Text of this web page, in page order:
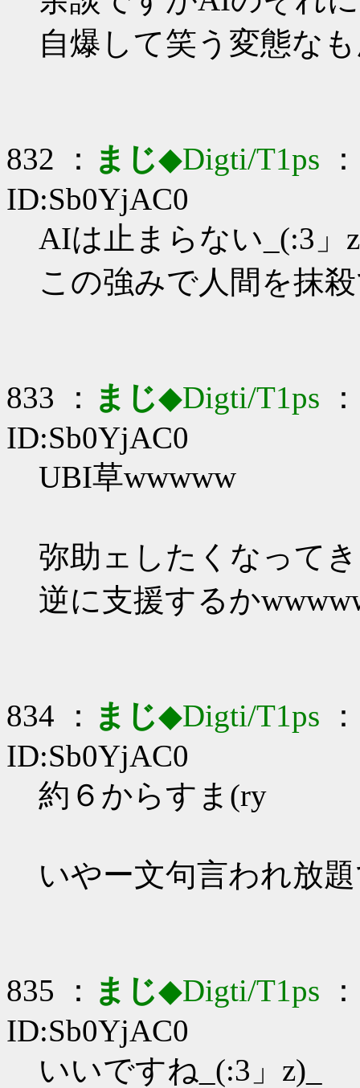
自爆して笑う変態な
832 ： まじ◆Digti/T1ps
ID:Sb0YjAC0
AIは止まらない_(:3」
この強みで人間を抹
833 ： まじ◆Digti/T1ps
ID:Sb0YjAC0
UBI草wwwww
弥助ェしたくなって
逆に支援するか
834 ： まじ◆Digti/T1ps
ID:Sb0YjAC0
約６からすま(ry
いやー文句言われ放
835 ： まじ◆Digti/T1ps
ID:Sb0YjAC0
いいですね_(:3」z)_